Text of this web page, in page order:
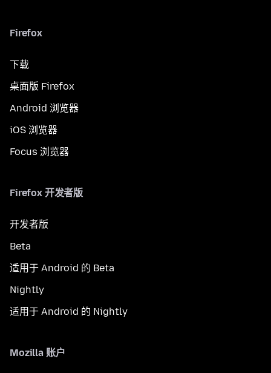
Firefox
下载
桌面版 Firefox
Android 浏览器
iOS 浏览器
Focus 浏览器
Firefox 开发者版
开发者版
Beta
适用于 Android 的 Beta
Nightly
适用于 Android 的 Nightly
Mozilla 账户